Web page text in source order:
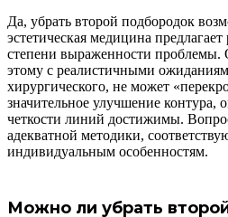
Да, убрать второй подбородок
эстетическая медицина
степени выраженности проблемы.
этому с реалистичными
хирургического, не может
значительное улучшение
четкости линий достижимы.
адекватной методики,
индивидуальным особенностям.
Можно ли убрать